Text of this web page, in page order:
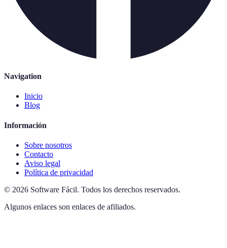
Navigation
Inicio
Blog
Información
Sobre nosotros
Contacto
Aviso legal
Política de privacidad
© 2026 Software Fácil. Todos los derechos reservados.
Algunos enlaces son enlaces de afiliados.